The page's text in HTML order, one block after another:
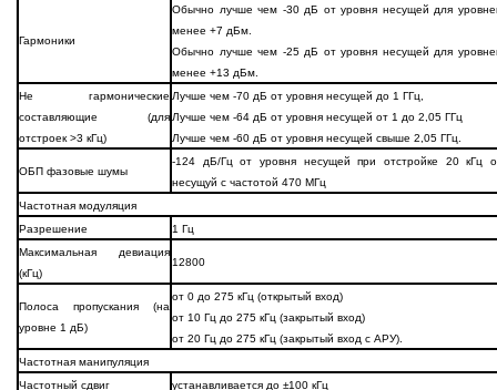
Гармоники
Обычно лучше чем -30 дБ от уровня несущей для
менее +7 дБм.
Обычно лучше чем -25 дБ от уровня несущей для
менее +13 дБм.
Не гармонические
составляющие (для
отстроек >3 кГц)
Лучше чем -70 дБ от уровня несущей до 1 ГГц,
Лучше чем -64 дБ от уровня несущей от 1 до 2,05 ГГц
Лучше чем -60 дБ от уровня несущей свыше 2,05 ГГц.
ОБП фазовые шумы
-124 дБ/Гц от уровня несущей при отстройке 20 кГц
несущуй с частотой 470 MГц
Частотная модуляция
Разрешение
1 Гц
Максимальная девиация
(кГц)
12800
Полоса пропускания (на
уровне 1 дБ)
от 0 до 275 кГц (открытый вход)
от 10 Гц до 275 кГц (закрытый вход)
от 20 Гц до 275 кГц (закрытый вход с АРУ).
Частотная манипуляция
Частотный сдвиг
устанавливается до ±100 кГц